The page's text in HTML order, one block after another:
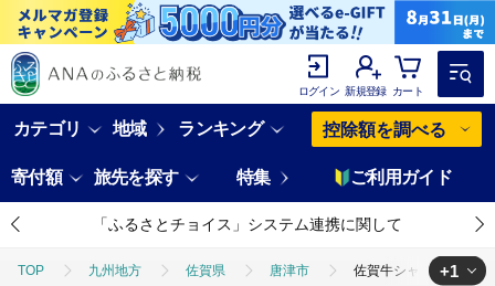
ログイン 新規登録 カート
カテゴリ 地域 ランキング 控除額を調べる
寄付額 旅先を探す 特集 ご利用ガイド
「ふるさとチョイス」システム連携に関して
TOP 九州地方 佐賀県 唐津市 佐賀牛シャトーブリア
+1